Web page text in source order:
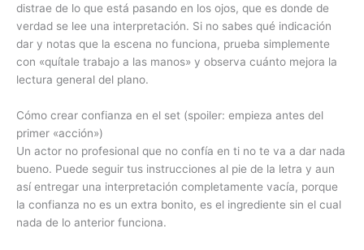
distrae de lo que está pasando en los ojos, que es donde de
verdad se lee una interpretación. Si no sabes qué indicación
dar y notas que la escena no funciona, prueba simplemente
con «quítale trabajo a las manos» y observa cuánto mejora la
lectura general del plano.
Cómo crear confianza en el set (spoiler: empieza antes del
primer «acción»)
Un actor no profesional que no confía en ti no te va a dar nada
bueno. Puede seguir tus instrucciones al pie de la letra y aun
así entregar una interpretación completamente vacía, porque
la confianza no es un extra bonito, es el ingrediente sin el cual
nada de lo anterior funciona.